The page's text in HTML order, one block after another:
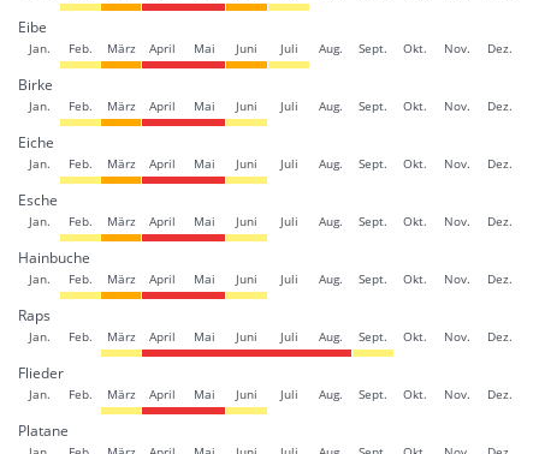
Eibe
Jan. Feb. März April Mai Juni Juli Aug. Sept. Okt. Nov. Dez.
Birke
Jan. Feb. März April Mai Juni Juli Aug. Sept. Okt. Nov. Dez.
Eiche
Jan. Feb. März April Mai Juni Juli Aug. Sept. Okt. Nov. Dez.
Esche
Jan. Feb. März April Mai Juni Juli Aug. Sept. Okt. Nov. Dez.
Hainbuche
Jan. Feb. März April Mai Juni Juli Aug. Sept. Okt. Nov. Dez.
Raps
Jan. Feb. März April Mai Juni Juli Aug. Sept. Okt. Nov. Dez.
Flieder
Jan. Feb. März April Mai Juni Juli Aug. Sept. Okt. Nov. Dez.
Platane